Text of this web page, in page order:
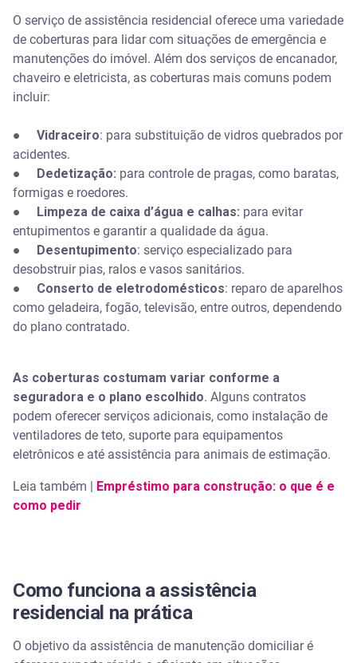
O serviço de assistência residencial oferece uma variedade
de coberturas para lidar com situações de emergência e
manutenções do imóvel. Além dos serviços de encanador,
chaveiro e eletricista, as coberturas mais comuns podem
incluir:
● Vidraceiro: para substituição de vidros quebrados por
acidentes.
●
Dedetização: para controle de pragas, como baratas,
formigas e roedores.
●
Limpeza de caixa d’água e calhas: para evitar
entupimentos e garantir a qualidade da água.
●
Desentupimento: serviço especializado para
desobstruir pias, ralos e vasos sanitários.
● Conserto de eletrodomésticos: reparo de aparelhos
como geladeira, fogão, televisão, entre outros, dependendo
do plano contratado.
As coberturas costumam variar conforme a
seguradora e o plano escolhido. Alguns contratos
podem oferecer serviços adicionais, como instalação de
ventiladores de teto, suporte para equipamentos
eletrônicos e até assistência para animais de estimação.
Leia também |
Empréstimo para construção: o que é e
como pedir
Como funciona a assistência
residencial na prática
O objetivo da assistência de manutenção domiciliar é